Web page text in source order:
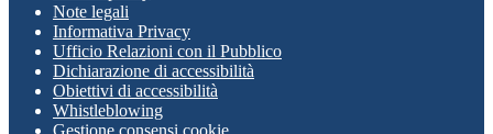
Note legali
Informativa Privacy
Ufficio Relazioni con il Pubblico
Dichiarazione di accessibilità
Obiettivi di accessibilità
Whistleblowing
Gestione consensi cookie